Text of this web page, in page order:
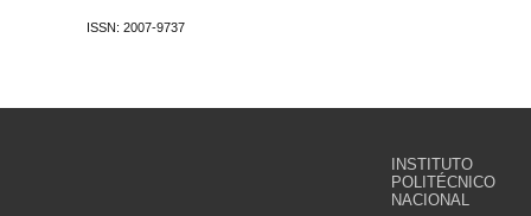
ISSN: 2007-9737
INSTITUTO
POLITÉCNICO
NACIONAL